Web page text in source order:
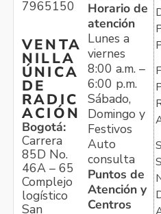
7965150
VENTA
NILLA
ÚNICA
DE
RADIC
ACIÓN
Bogotá:
Carrera
85D No.
46A – 65
Complejo
logístico
San
Horario de
atención
Lunes a
viernes
8:00 a.m. –
6:00 p.m.
Sábado,
Domingo y
Festivos
Auto
consulta
Puntos de
Atención y
Centros